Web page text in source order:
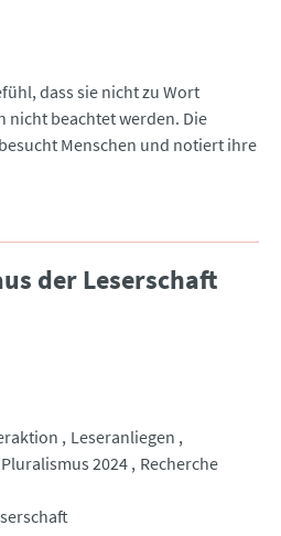
dass sie nicht zu Wort
nicht beachtet werden. Die
Menschen und notiert ihre
der Leserschaft
Leseranliegen
Pluralismus 2024 Recherche